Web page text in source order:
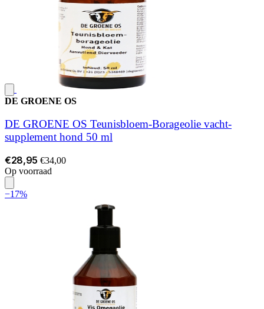
DE GROENE OS
DE GROENE OS Teunisbloem-Borageolie vacht-
supplement hond 50 ml
€28,95 €34,00
Op voorraad
−17%